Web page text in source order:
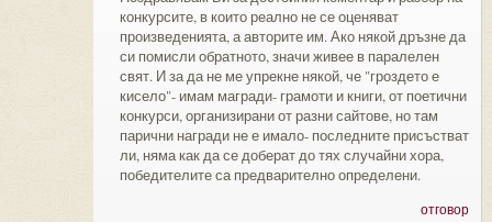
конкурсите, в които реално не се оценяват
произведенията, а авторите им. Ако някой дръзне да
си помисли обратното, значи живее в паралелен
свят. И за да не ме упрекне някой, че "гроздето е
кисело"- имам магради- грамоти и книги, от поетични
конкурси, организирани от разни сайтове, но там
парични награди не е имало- последните присъстват
ли, няма как да се доберат до тях случайни хора,
победителите са предварително определени.
отговор